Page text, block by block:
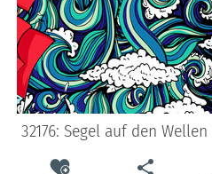
32176: Segel auf den Wellen